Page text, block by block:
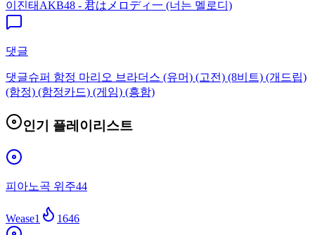
이진태 AKB48 - 君はメロディ一 (너는 멜로디)
댓글
댓글슈퍼 함정 마리오 브라더스 (유머) (고전) (8비트) (개드립)
(함정) (함정카드) (게임) (흥함)
인기 플레이리스트
피아노곡 위주44
Wease1 1646